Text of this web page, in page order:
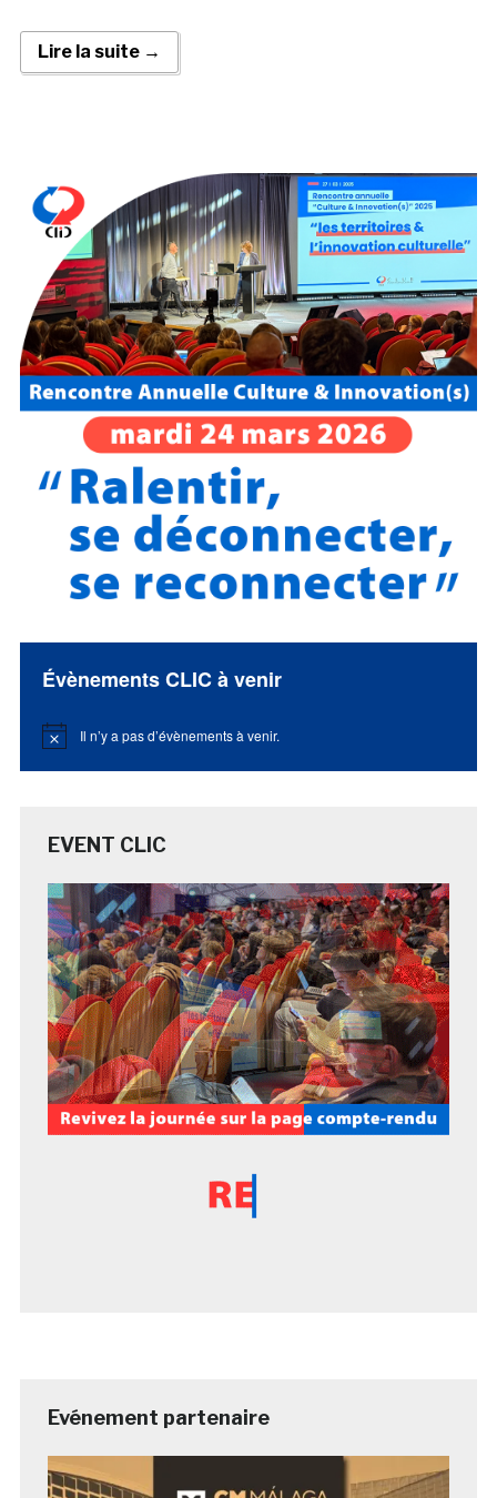
Lire la suite →
Évènements CLIC à venir
Notice Il n’y a pas d’évènements à venir.
EVENT CLIC
Evénement partenaire